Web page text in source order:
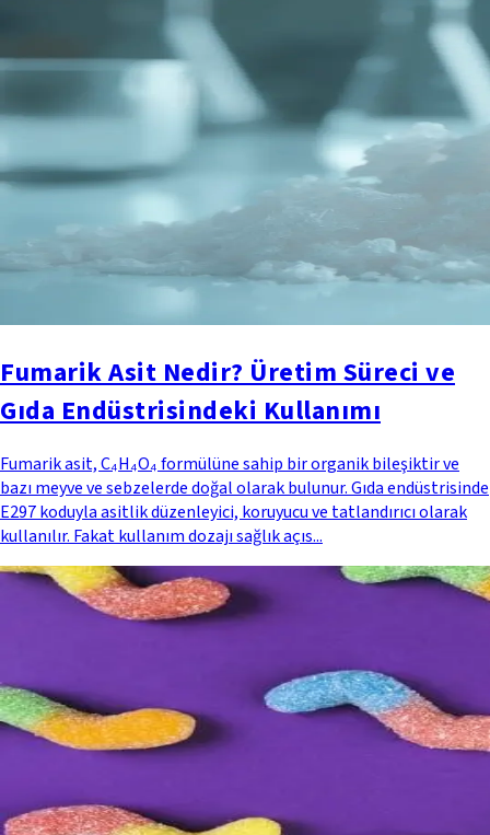
Fumarik Asit Nedir? Üretim Süreci ve
Gıda Endüstrisindeki Kullanımı
Fumarik asit, C₄H₄O₄ formülüne sahip bir organik bileşiktir ve
bazı meyve ve sebzelerde doğal olarak bulunur. Gıda endüstrisinde
E297 koduyla asitlik düzenleyici, koruyucu ve tatlandırıcı olarak
kullanılır. Fakat kullanım dozajı sağlık açıs...